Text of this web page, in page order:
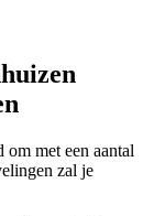
met een aantal
zal je